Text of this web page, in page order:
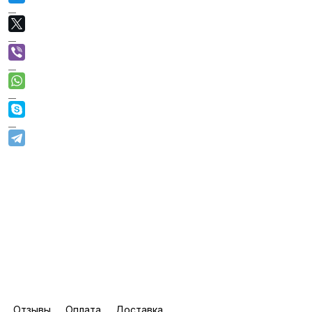
Отзывы Оплата Доставка